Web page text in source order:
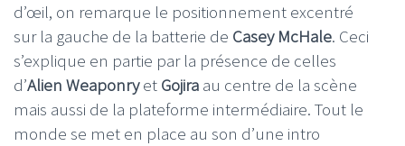
d’œil, on remarque le positionnement excentré
sur la gauche de la batterie de Casey McHale. Ceci
s’explique en partie par la présence de celles
d’Alien Weaponryet Gojira au centre de la scène
mais aussi de la plateforme intermédiaire. Tout le
monde se met en place au son d’une intro